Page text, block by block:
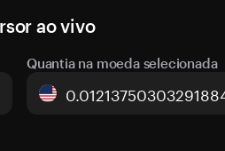
ao vivo
Quantia na moeda selecionada